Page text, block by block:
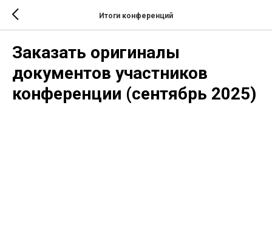
Итоги конференций
Заказать оригиналы
документов участников
конференции (сентябрь 2025)